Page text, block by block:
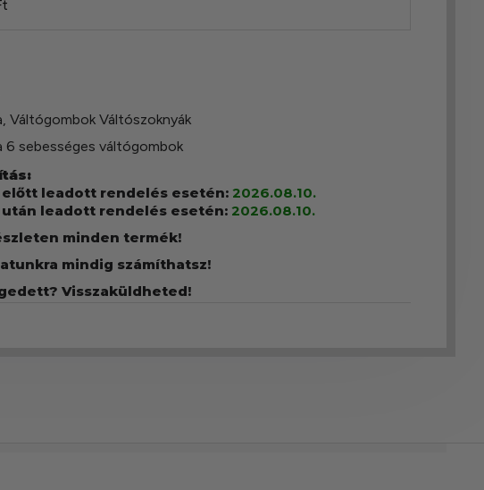
, Váltógombok Váltószoknyák
6 sebességes váltógombok
előtt leadott rendelés esetén: 2026.08.10.
után leadott rendelés esetén: 2026.08.10.
minden termék!
mindig számíthatsz!
Visszaküldheted!